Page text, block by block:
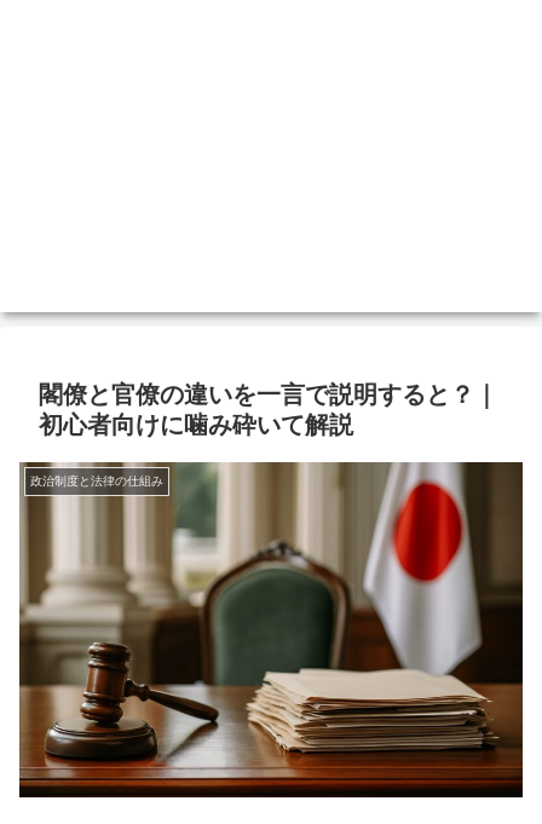
閣僚と官僚の違いを一言で説明すると？｜
初心者向けに噛み砕いて解説
政治制度と法律の仕組み